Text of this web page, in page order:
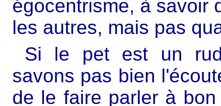
égocentrisme, à savoir
les autres, mais pas
Si le pet est un
savons pas bien
de le faire parler à